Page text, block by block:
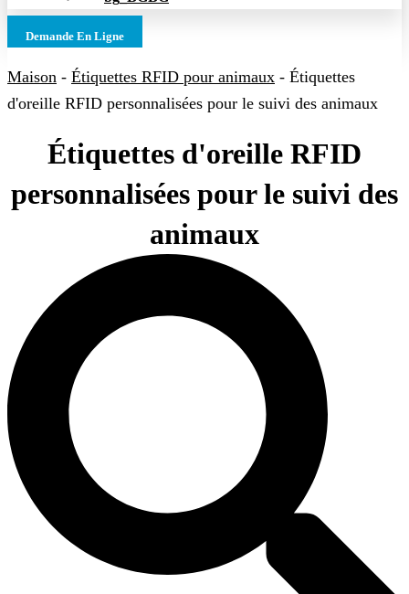
Demande En Ligne
Maison - Étiquettes RFID pour animaux - Étiquettes
d'oreille RFID personnalisées pour le suivi des animaux
Étiquettes d'oreille RFID
personnalisées pour le suivi des
animaux